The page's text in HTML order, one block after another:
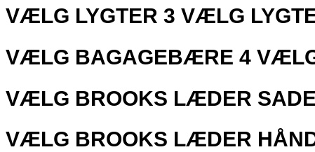
VÆLG LYGTER 3 VÆLG
VÆLG BAGAGEBÆRE 4
VÆLG BROOKS LÆDER
VÆLG BROOKS LÆDER